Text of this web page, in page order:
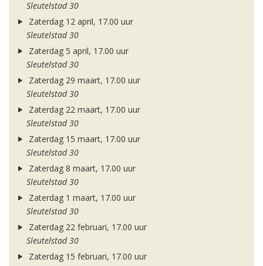
Sleutelstad 30
Zaterdag 12 april, 17.00 uur
Sleutelstad 30
Zaterdag 5 april, 17.00 uur
Sleutelstad 30
Zaterdag 29 maart, 17.00 uur
Sleutelstad 30
Zaterdag 22 maart, 17.00 uur
Sleutelstad 30
Zaterdag 15 maart, 17.00 uur
Sleutelstad 30
Zaterdag 8 maart, 17.00 uur
Sleutelstad 30
Zaterdag 1 maart, 17.00 uur
Sleutelstad 30
Zaterdag 22 februari, 17.00 uur
Sleutelstad 30
Zaterdag 15 februari, 17.00 uur